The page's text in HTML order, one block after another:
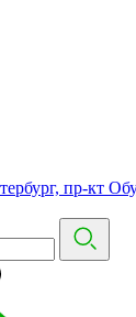
пр-кт